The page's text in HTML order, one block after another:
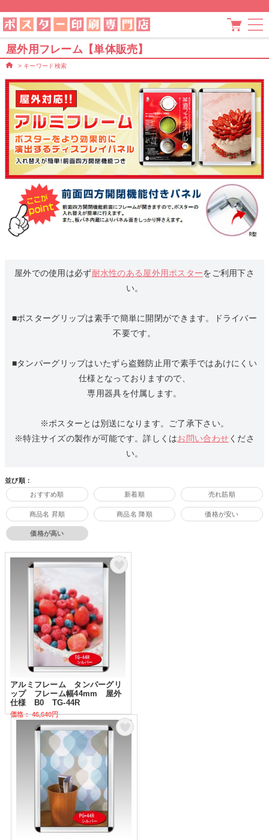
屋外用フレーム【単体販売】
> キーワード検索
屋外での使用は必ず耐水性のある屋外用ポスターをご利用下さ
い。
■ポスターグリップは素手で簡単に開閉ができます。ドライバー
不要です。
■タンパーグリップはいたずら盗難防止用で素手ではあけにくい
仕様となっておりますので、
専用器具を付属します。
※ポスターとは別送になります。ご了承下さい。
※特注サイズの製作が可能です。詳しくはお問い合わせくださ
い。
並び順：
おすすめ順
新着順 売れ筋順
商品名 昇順 商品名 降順 価格が安い
価格が高い
アルミフレーム タンパーグリ
ップ フレーム幅44mm 屋外
仕様 B0 TG-44R
価格： 46,640円